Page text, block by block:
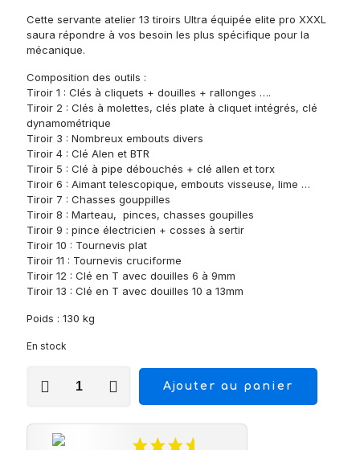
Cette servante atelier 13 tiroirs Ultra équipée elite pro XXXL
saura répondre à vos besoin les plus spécifique pour la
mécanique.
Composition des outils :
Tiroir 1 : Clés à cliquets + douilles + rallonges ….
Tiroir 2 : Clés à molettes, clés plate à cliquet intégrés, clé
dynamométrique
Tiroir 3 : Nombreux embouts divers
Tiroir 4 : Clé Alen et BTR
Tiroir 5 : Clé à pipe débouchés + clé allen et torx
Tiroir 6 : Aimant telescopique, embouts visseuse, lime …
Tiroir 7 : Chasses gouppilles
Tiroir 8 : Marteau, pinces, chasses goupilles
Tiroir 9 : pince électricien + cosses à sertir
Tiroir 10 : Tournevis plat
Tiroir 11 : Tournevis cruciforme
Tiroir 12 : Clé en T avec douilles 6 à 9mm
Tiroir 13 : Clé en T avec douilles 10 a 13mm
Poids : 130 kg
En stock
Ajouter au panier